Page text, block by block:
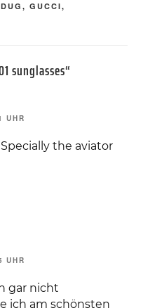
DUG , GUCCI,
sunglasses“
UHR
the aviator
UHR
gar nicht
ich am schönsten